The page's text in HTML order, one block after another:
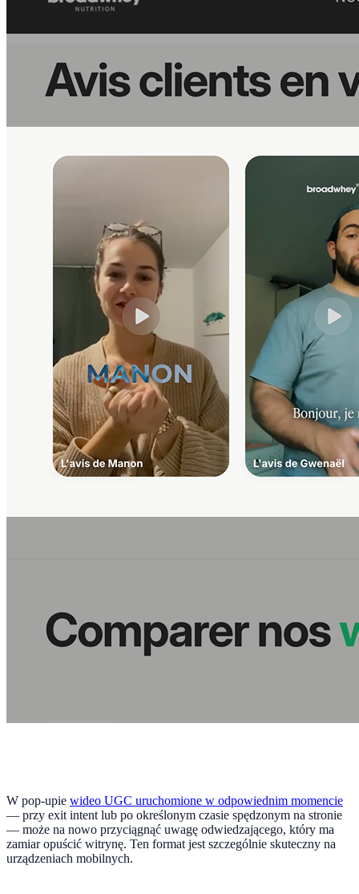
W pop-upie wideo UGC uruchomione w odpowiednim momencie
— przy exit intent lub po określonym czasie spędzonym na stronie
— może na nowo przyciągnąć uwagę odwiedzającego, który ma
zamiar opuścić witrynę. Ten format jest szczególnie skuteczny na
urządzeniach mobilnych.